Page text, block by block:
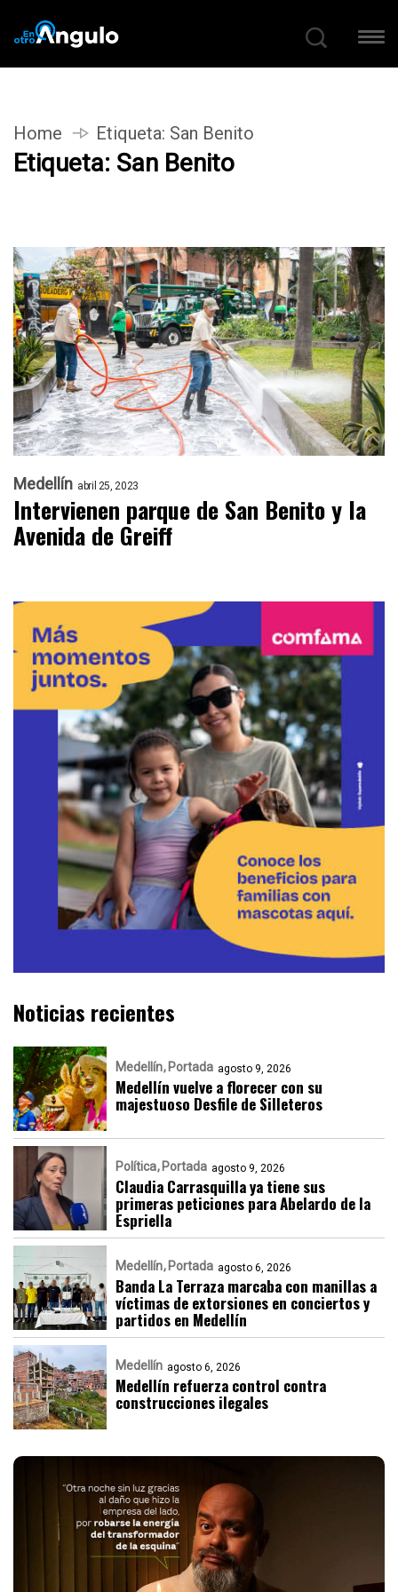
Home Etiqueta: San Benito
Etiqueta: San Benito
Medellín abril 25, 2023
Intervienen parque de San Benito y la
Avenida de Greiff
Noticias recientes
Medellín Portada agosto 9, 2026
Medellín vuelve a florecer con su
majestuoso Desfile de Silleteros
Política Portada agosto 9, 2026
Claudia Carrasquilla ya tiene sus
primeras peticiones para Abelardo de la
Espriella
Medellín Portada agosto 6, 2026
Banda La Terraza marcaba con manillas a
víctimas de extorsiones en conciertos y
partidos en Medellín
Medellín agosto 6, 2026
Medellín refuerza control contra
construcciones ilegales